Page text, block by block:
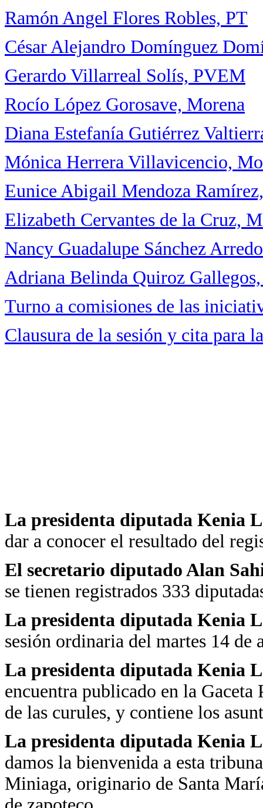
Ramón Angel Flores Robles, PT
César Alejandro Domínguez
Gerardo Villarreal Solís, PVEM
Rocío López Gorosave, Morena
Diana Estefanía Gutiérrez
Mónica Herrera Villavicencio,
Eunice Abigail Mendoza
Elizabeth Cervantes de la Cruz,
Nancy Guadalupe Sánchez
Adriana Belinda Quiroz
Turno a comisiones de las
Clausura de la sesión y cita para
La presidenta diputada Kenia
dar a conocer el resultado del
El secretario diputado Alan
se tienen registrados 333
La presidenta diputada Kenia
sesión ordinaria del martes 14
La presidenta diputada Kenia
encuentra publicado en la
de las curules, y contiene los
La presidenta diputada Kenia
damos la bienvenida a esta
Miniaga, originario de Santa